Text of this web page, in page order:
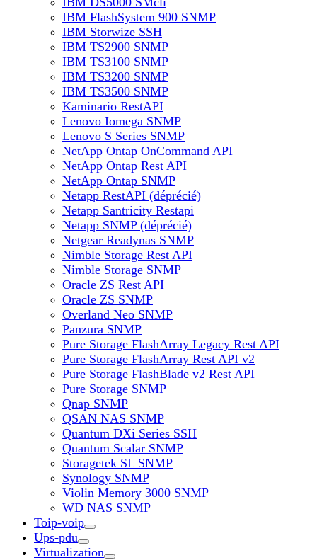
IBM FlashSystem 900 SNMP
IBM Storwize SSH
IBM TS2900 SNMP
IBM TS3100 SNMP
IBM TS3200 SNMP
IBM TS3500 SNMP
Kaminario RestAPI
Lenovo Iomega SNMP
Lenovo S Series SNMP
NetApp Ontap OnCommand API
NetApp Ontap Rest API
NetApp Ontap SNMP
Netapp RestAPI (déprécié)
Netapp Santricity Restapi
Netapp SNMP (déprécié)
Netgear Readynas SNMP
Nimble Storage Rest API
Nimble Storage SNMP
Oracle ZS Rest API
Oracle ZS SNMP
Overland Neo SNMP
Panzura SNMP
Pure Storage FlashArray Legacy Rest API
Pure Storage FlashArray Rest API v2
Pure Storage FlashBlade v2 Rest API
Pure Storage SNMP
Qnap SNMP
QSAN NAS SNMP
Quantum DXi Series SSH
Quantum Scalar SNMP
Storagetek SL SNMP
Synology SNMP
Violin Memory 3000 SNMP
WD NAS SNMP
Toip-voip
Ups-pdu
Virtualization